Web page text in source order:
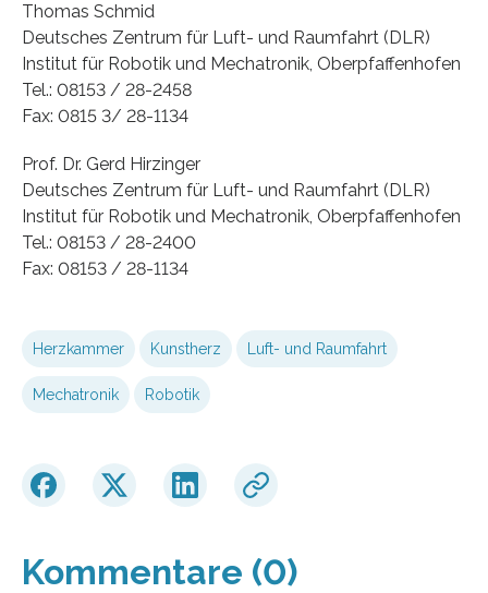
Thomas Schmid
Deutsches Zentrum für Luft- und Raumfahrt (DLR)
Institut für Robotik und Mechatronik, Oberpfaffenhofen
Tel.: 08153 / 28-2458
Fax: 0815 3/ 28-1134
Prof. Dr. Gerd Hirzinger
Deutsches Zentrum für Luft- und Raumfahrt (DLR)
Institut für Robotik und Mechatronik, Oberpfaffenhofen
Tel.: 08153 / 28-2400
Fax: 08153 / 28-1134
Herzkammer Kunstherz Luft- und Raumfahrt
Mechatronik Robotik
Kommentare (0)